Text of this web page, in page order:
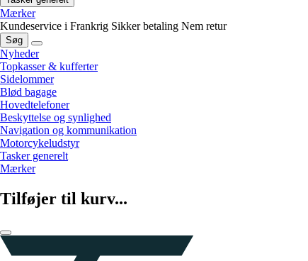
Mærker
Kundeservice i Frankrig Sikker betaling Nem retur
Søg
Nyheder
Topkasser & kufferter
Sidelommer
Blød bagage
Hovedtelefoner
Beskyttelse og synlighed
Navigation og kommunikation
Motorcykeludstyr
Tasker generelt
Mærker
Tilføjer til kurv...